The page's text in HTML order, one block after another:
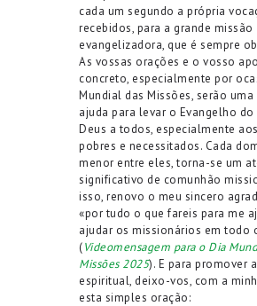
cada um segundo a própria
recebidos, para a grande missão
evangelizadora, que é sempre
As vossas orações e o vosso
concreto, especialmente por
Mundial das Missões, serão uma
ajuda para levar o Evangelho do
Deus a todos, especialmente
pobres e necessitados. Cada
menor entre eles, torna-se um
significativo de comunhão
isso, renovo o meu sincero
«por tudo o que fareis para me
ajudar os missionários em todo
(Videomensagem para o Dia
Missões 2025). E para promover
espiritual, deixo-vos, com a
esta simples oração: